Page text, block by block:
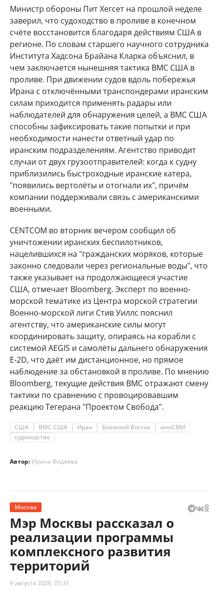
Министр обороны Пит Хегсет на прошлой неделе
заверил, что судоходство в проливе в конечном
счёте восстановится благодаря действиям США в
регионе. По словам старшего научного сотрудника
Института Хадсона Брайана Кларка объяснил, в
чем заключается нынешняя тактика ВМС США в
проливе. При движении судов вдоль побережья
Ирана с отключёнными транспондерами иранским
силам приходится применять радары или
наблюдателей для обнаружения целей, а ВМС США
способны зафиксировать такие попытки и при
необходимости нанести ответный удар по
иранским подразделениям. Агентство приводит
случаи от двух грузоотправителей: когда к судну
приблизились быстроходные иранские катера,
"появились вертолёты и отогнали их", причём
компании поддерживали связь с американскими
военными.
CENTCOM во вторник вечером сообщил об
уничтожении иранских беспилотников,
нацелившихся на "гражданских моряков, которые
законно следовали через региональные воды", что
также указывает на продолжающееся участие
США, отмечает Bloomberg. Эксперт по военно-
морской тематике из Центра морской стратегии
Военно-морской лиги Стив Уиллс пояснил
агентству, что американские силы могут
координировать защиту, опираясь на корабли с
системой AEGIS и самолёты дальнего обнаружения
E-2D, что даёт им дистанционное, но прямое
наблюдение за обстановкой в проливе. По мнению
Bloomberg, текущие действия ВМС отражают смену
тактики по сравнению с провоцировавшим
реакцию Тегерана "Проектом Свобода".
США ВМС США Иран Ближний Восток
иноСМИ
судоходство
Автор: Ирина Фадеева
Москва
Мэр Москвы рассказал о
реализации программы
комплексного развития
территорий
9 августа 2026, 05:31